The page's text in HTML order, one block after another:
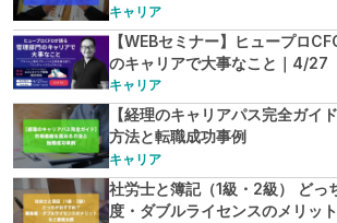
キャリア
【WEBセミナー】ヒュープロ
のキャリアで大事なこと｜4/27
キャリア
【経理のキャリアパス完全ガイ
方法と転職成功事例
キャリア
社労士と簿記（1級・2級） どっ
度・ダブルライセンスのメリッ